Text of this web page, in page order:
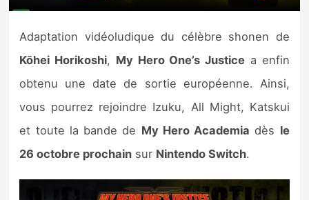
Tests et previews
Tests de jeux
Tests d’accessoires
Autres tests
Adaptation vidéoludique du célèbre shonen de
Kōhei Horikoshi, My Hero One’s Justice a enfin
obtenu une date de sortie européenne. Ainsi,
vous pourrez rejoindre Izuku, All Might, Katskui
et toute la bande de My Hero Academia dès le
26 octobre prochain sur Nintendo Switch.